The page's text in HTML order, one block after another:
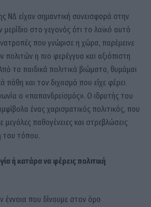
ΝΔ είχαν σημαντική συνεισφορά στην
μερίδιο στο γεγονός ότι το λαϊκό αυτό
που γνώρισε η χώρα, παρέμεινε
πολιτών η πιο φερέγγυα και αξιόπιστη
τα παιδικά πολιτικά βιώματα, θυμάμαι
πάθη και τον διχασμό που είχε φέρει
ο «παπανδρεϊσμός». Ο ιδρυτής του
ένας χαρισματικός πολιτικός, που
παθογένειες και στρεβλώσεις
του τόπου.
ή κατάρα να φέρεις πολιτική
έννοια που δίνουμε στον όρο